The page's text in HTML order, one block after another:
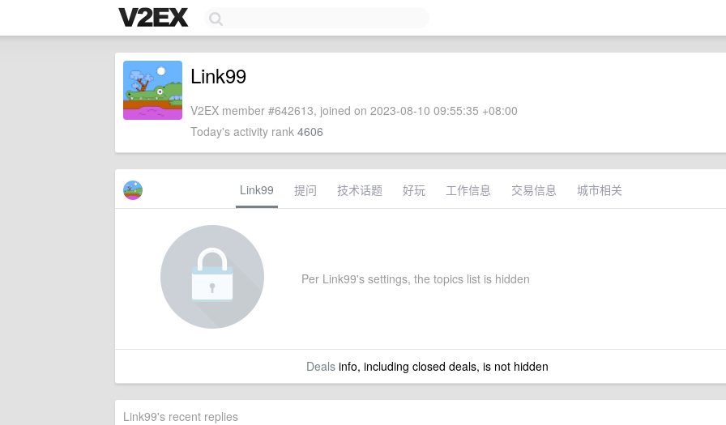
Link99
V2EX member #642613, joined on 2023-08-10 09:55:35 +08:00
Today's activity rank 4606
Link99 提问 技术话题 好玩 工作信息 交易信息 城市相关
Per Link99's settings, the topics list is hidden
Dealsinfo, including closed deals, is not hidden
Link99's recent replies